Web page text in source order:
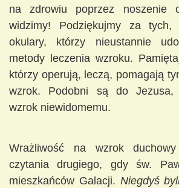
na zdrowiu poprzez noszenie
widzimy! Podziękujmy za tych,
okulary, którzy nieustannie
metody leczenia wzroku.
którzy operują, leczą, pomagają
wzrok. Podobni są do Jezusa,
wzrok niewidomemu.
Wrażliwość na wzrok
czytania drugiego, gdy św.
mieszkańców Galacji. Niegdyś